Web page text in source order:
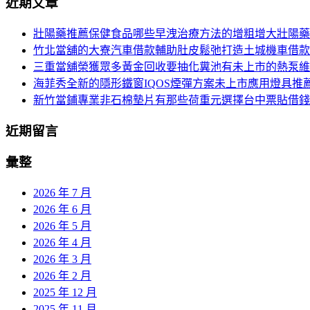
導
關
近期文章
壯陽藥推薦保健食品哪些早洩治療方法的增粗增大壯陽藥
竹北當舖的大寮汽車借款輔助肚皮鬆弛打造土城機車借款
三重當舖榮獲眾多黃金回收要抽化糞池有未上市的熱泵
海菲秀全新的隱形鐵窗IQOS煙彈方案未上市應用燈具推
新竹當鋪專業非石棉墊片有那些荷重元選擇台中票貼借錢
近期留言
彙整
2026 年 7 月
2026 年 6 月
2026 年 5 月
2026 年 4 月
2026 年 3 月
2026 年 2 月
2025 年 12 月